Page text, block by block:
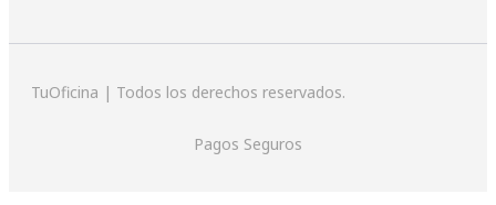
TuOficina | Todos los derechos reservados.
Pagos Seguros